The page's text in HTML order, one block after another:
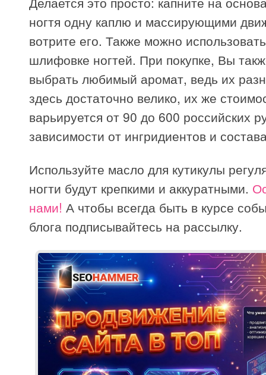
ногтя одну каплю и массирующими
вотрите его. Также можно
шлифовке ногтей. При покупке, Вы
выбрать любимый аромат, ведь их
здесь достаточно велико, их же
варьируется от 90 до 600 российских
зависимости от ингридиентов и
Используйте масло для кутикулы
ногти будут крепкими и аккуратными.
нами! А чтобы всегда быть в курсе
блога подписывайтесь на рассылку.